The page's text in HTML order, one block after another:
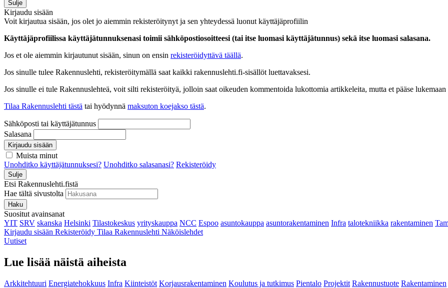
Sulje
Kirjaudu sisään
Voit kirjautua sisään, jos olet jo aiemmin rekisteröitynyt ja sen yhteydessä luonut käyttäjäprofiilin
Käyttäjäprofiilissa käyttäjätunnuksenasi toimii sähköpostiosoitteesi (tai itse luomasi käyttäjätunnus) sekä itse luomasi salasana.
Jos et ole aiemmin kirjautunut sisään, sinun on ensin rekisteröidyttävä täällä.
Jos sinulle tulee Rakennuslehti, rekisteröitymällä saat kaikki rakennuslehti.fi-sisällöt luettavaksesi.
Jos sinulle ei tule Rakennuslehteä, voit silti rekisteröityä, jolloin saat oikeuden kommentoida lukottomia artikkeleita, mutta et pääse
Tilaa Rakennuslehti tästä tai hyödynnä maksuton koejakso tästä.
Sähköposti tai käyttäjätunnus
Salasana
Kirjaudu sisään
Muista minut
Unohditko käyttäjätunnuksesi? Unohditko salasanasi? Rekisteröidy
Sulje
Etsi Rakennuslehti.fistä
Hae tältä sivustolta
Haku
Suositut avainsanat
YIT SRV skanska Helsinki Tilastokeskus yrityskauppa NCC Espoo asuntokauppa asuntorakentaminen Infra talotekniikka rakentaminen
Kirjaudu sisään Rekisteröidy Tilaa Rakennuslehti Näköislehdet
Uutiset
Lue lisää näistä aiheista
Arkkitehtuuri Energiatehokkuus Infra Kiinteistöt Korjausrakentaminen Koulutus ja tutkimus Pientalo Projektit Rakennustuote Rakentaminen